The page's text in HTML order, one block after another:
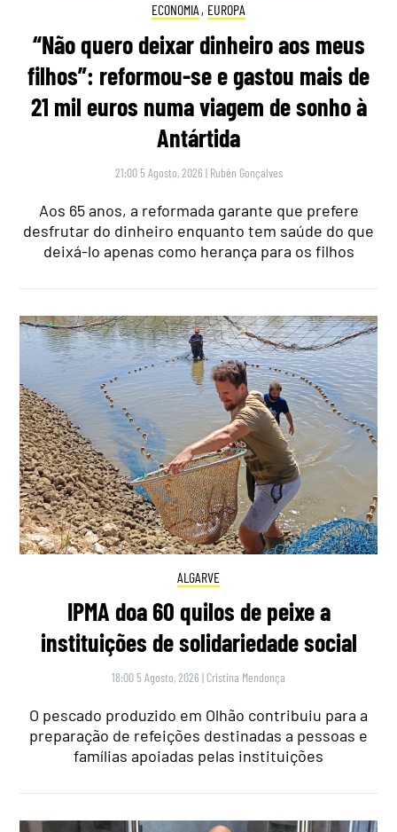
ECONOMIA , EUROPA
“Não quero deixar dinheiro aos meus
filhos”: reformou-se e gastou mais de
21 mil euros numa viagem de sonho à
Antártida
21:00 5 Agosto, 2026 | Rubén Gonçalves
Aos 65 anos, a reformada garante que prefere
desfrutar do dinheiro enquanto tem saúde do que
deixá-lo apenas como herança para os filhos
ALGARVE
IPMA doa 60 quilos de peixe a
instituições de solidariedade social
18:00 5 Agosto, 2026 | Cristina Mendonça
O pescado produzido em Olhão contribuiu para a
preparação de refeições destinadas a pessoas e
famílias apoiadas pelas instituições